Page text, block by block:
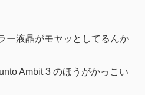
ー液晶がモヤッとしてるんか
Ambit 3 のほうがかっこい